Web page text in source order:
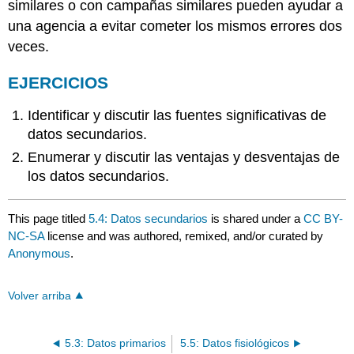
similares o con campañas similares pueden ayudar a
una agencia a evitar cometer los mismos errores dos
veces.
EJERCICIOS
Identificar y discutir las fuentes significativas de
datos secundarios.
Enumerar y discutir las ventajas y desventajas de
los datos secundarios.
This page titled5.4: Datos secundarios is shared under aCC BY-
NC-SA license and was authored, remixed, and/or curated by
Anonymous.
Volver arriba
5.3: Datos primarios 5.5: Datos fisiológicos